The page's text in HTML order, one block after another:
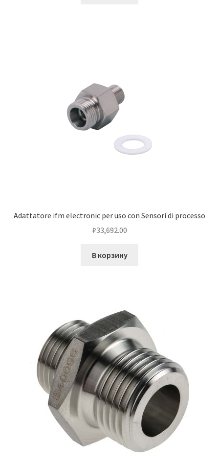
Adattatore ifm electronic per uso con Sensori di processo
₽33,692.00
В корзину